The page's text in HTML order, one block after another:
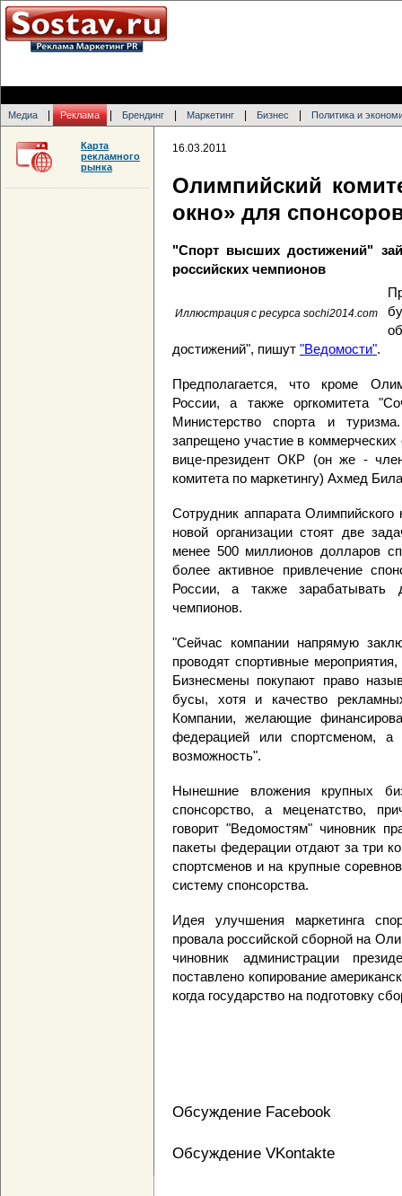
Медиа Реклама Брендинг Маркетинг Бизнес Политика и
16.03.2011
Олимпийский
окно» для
"Спорт высших достижений"
российских чемпионов
Иллюстрация с ресурса sochi2014.com
достижений", пишут "Ведомости".
Предполагается, что кроме
России, а также оргкомитета
Министерство спорта и
запрещено участие в
вице-президент ОКР (он же -
комитета по маркетингу) Ахмед
Сотрудник аппарата
новой организации стоят две
менее 500 миллионов долларов
более активное привлечение
России, а также зарабатывать
чемпионов.
"Сейчас компании напрямую
проводят спортивные
Бизнесмены покупают право
бусы, хотя и качество
Компании, желающие
федерацией или
возможность".
Нынешние вложения крупных
спонсорство, а меценатство,
говорит "Ведомостям" чиновник
пакеты федерации отдают за три
спортсменов и на крупные
систему спонсорства.
Идея улучшения маркетинга
провала российской сборной на
чиновник администрации
поставлено копирование
когда государство на подготовку
Обсуждение Facebook
Обсуждение VKontakte
Карта
рекламного
рынка